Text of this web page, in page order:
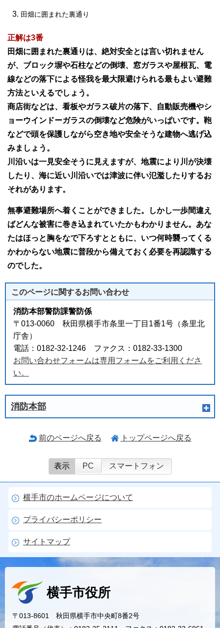
田畑に囲まれた裏通り
正解は3番
田畑に囲まれた裏通りは、絶対安全とは言い切れません
が、ブロック塀や石柱などの倒壊、窓ガラスや屋根瓦、電
線などの落下による怪我を最大限避けられる最もよい避難
方法といえるでしょう。
商店街などは、看板やガラス破片の落下、自動販売機やシ
ョーウインドーガラスの倒壊など危険がいっぱいです。鞄
などで頭を保護しながら空き地や安全そうな建物へ逃げ込
みましょう。
川沿いは一見安全そうに見えますが、地震により川が決壊
したり、海に近い川沿いでは津波に伴い氾濫したりするお
それがあります。
無事避難場所へ着くことができました。しかし一歩間違え
ばどんな被害に巻き込まれていたかもわかりません。あな
たはほっと胸をなで下ろすとともに、いつ何時襲ってくる
かわからない地震に普段から備えておく必要を再認識する
のでした。
このページに関するお問い合わせ
消防本部警防課警防係
〒013-0060 秋田県横手市条里一丁目1番1号（条里北
庁舎）
電話：0182-32-1246 ファクス：0182-33-1300
お問い合わせフォームは専用フォームをご利用くださ
い。
消防本部
前のページへ戻る トップページへ戻る
表示 PC スマートフォン
横手市のホームページについて
プライバシーポリシー
サイトマップ
横手市役所
〒013-8601 秋田県横手市中央町8番2号